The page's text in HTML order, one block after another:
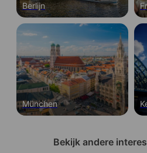
Berlijn
München
Bekijk andere